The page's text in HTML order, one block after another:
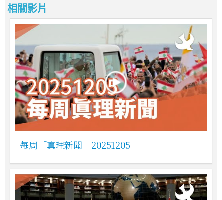
相關影片
每周「真理新聞」20251205